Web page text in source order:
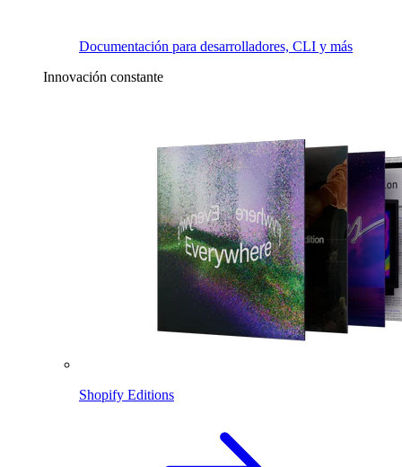
Documentación para desarrolladores, CLI y más
Innovación constante
Shopify Editions